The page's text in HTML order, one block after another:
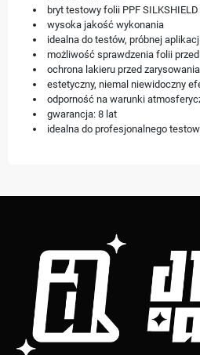
bryt testowy folii PPF SILKSHIELD
wysoka jakość wykonania
idealna do testów, próbnej
możliwość sprawdzenia folii
ochrona lakieru przed
estetyczny, niemal niewidoczny
odporność na warunki
gwarancja: 8 lat
idealna do profesjonalnego